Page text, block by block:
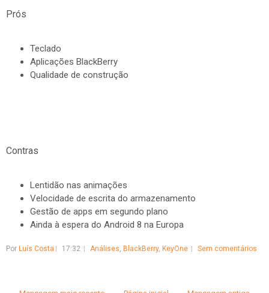
Prós
Teclado
Aplicações BlackBerry
Qualidade de construção
Contras
Lentidão nas animações
Velocidade de escrita do armazenamento
Gestão de apps em segundo plano
Ainda à espera do Android 8 na Europa
Por Luís Costa 17:32 Análises BlackBerry, KeyOne Sem comentários